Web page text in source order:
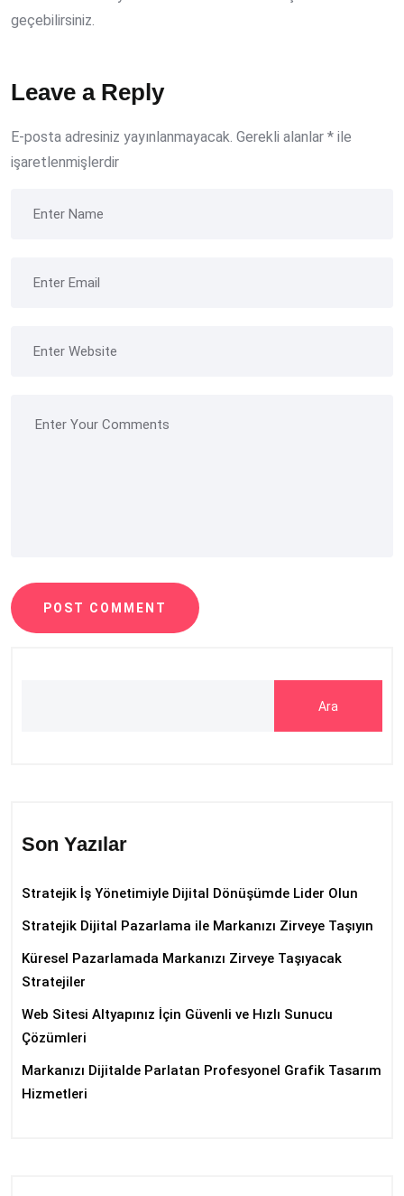
geçebilirsiniz.
Leave a Reply
E-posta adresiniz yayınlanmayacak. Gerekli alanlar * ile
işaretlenmişlerdir
POST COMMENT
Ara
Son Yazılar
Stratejik İş Yönetimiyle Dijital Dönüşümde Lider Olun
Stratejik Dijital Pazarlama ile Markanızı Zirveye Taşıyın
Küresel Pazarlamada Markanızı Zirveye Taşıyacak
Stratejiler
Web Sitesi Altyapınız İçin Güvenli ve Hızlı Sunucu
Çözümleri
Markanızı Dijitalde Parlatan Profesyonel Grafik Tasarım
Hizmetleri